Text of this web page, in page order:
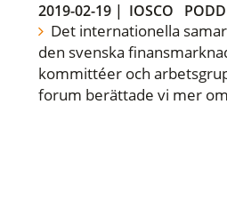
2019-02-19| IOSCO PODD
Det internationella
den svenska
kommittéer och
forum berättade vi mer